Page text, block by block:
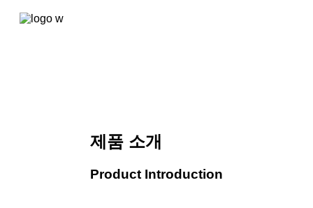
콘텐츠로
건너뛰기
제품 소개
Product Introduction